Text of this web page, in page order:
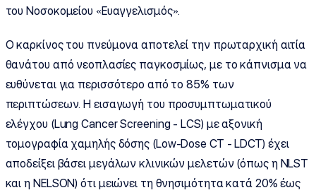
του Νοσοκομείου «Ευαγγελισμός».
Ο καρκίνος του πνεύμονα αποτελεί την πρωταρχική αιτία
θανάτου από νεοπλασίες παγκοσμίως, με το κάπνισμα να
ευθύνεται για περισσότερο από το 85% των
περιπτώσεων. Η εισαγωγή του προσυμπτωματικού
ελέγχου (Lung Cancer Screening - LCS) με αξονική
τομογραφία χαμηλής δόσης (Low-Dose CT - LDCT) έχει
αποδείξει βάσει μεγάλων κλινικών μελετών (όπως η NLST
και η NELSON) ότι μειώνει τη θνησιμότητα κατά 20% έως